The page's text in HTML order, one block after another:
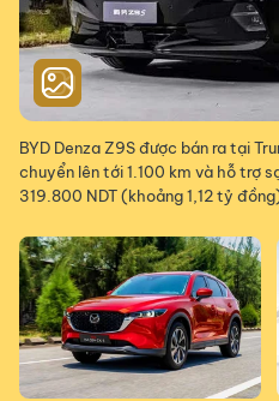
BYD Denza Z9S được bán ra tại
chuyển lên tới 1.100 km và hỗ trợ
319.800 NDT (khoảng 1,12 tỷ